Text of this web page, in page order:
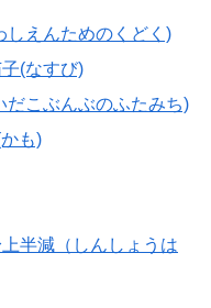
しえんためのくどく)
(なすび)
だこぶんぶのふたみち)
も)
半減（しんしょうは